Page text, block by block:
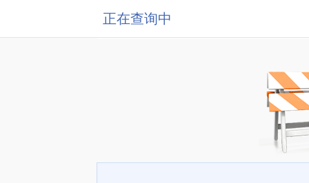
正在查询中